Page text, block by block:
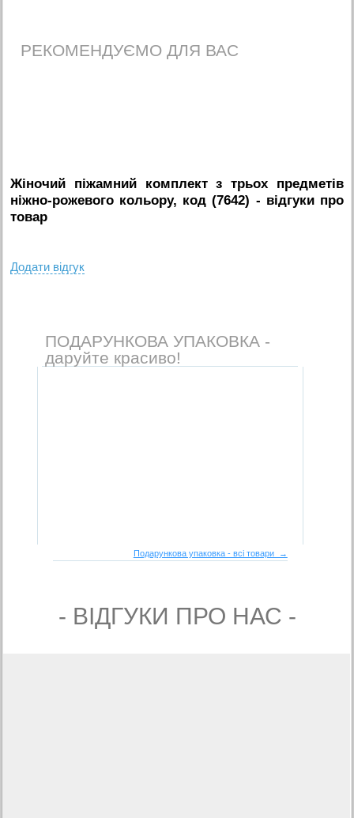
РЕКОМЕНДУЄМО ДЛЯ ВАС
Жіночий піжамний комплект з трьох предметів
ніжно-рожевого кольору, код (7642) - вiдгуки про
товар
Додати вiдгук
ПОДАРУНКОВА УПАКОВКА -
даруйте красиво!
Подарункова упаковка - всі товари →
- ВIДГУКИ ПРО НАС -